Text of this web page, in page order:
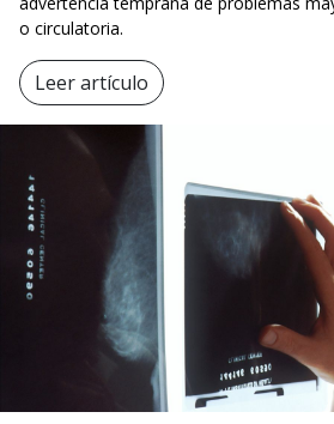
o circulatoria.
Leer artículo